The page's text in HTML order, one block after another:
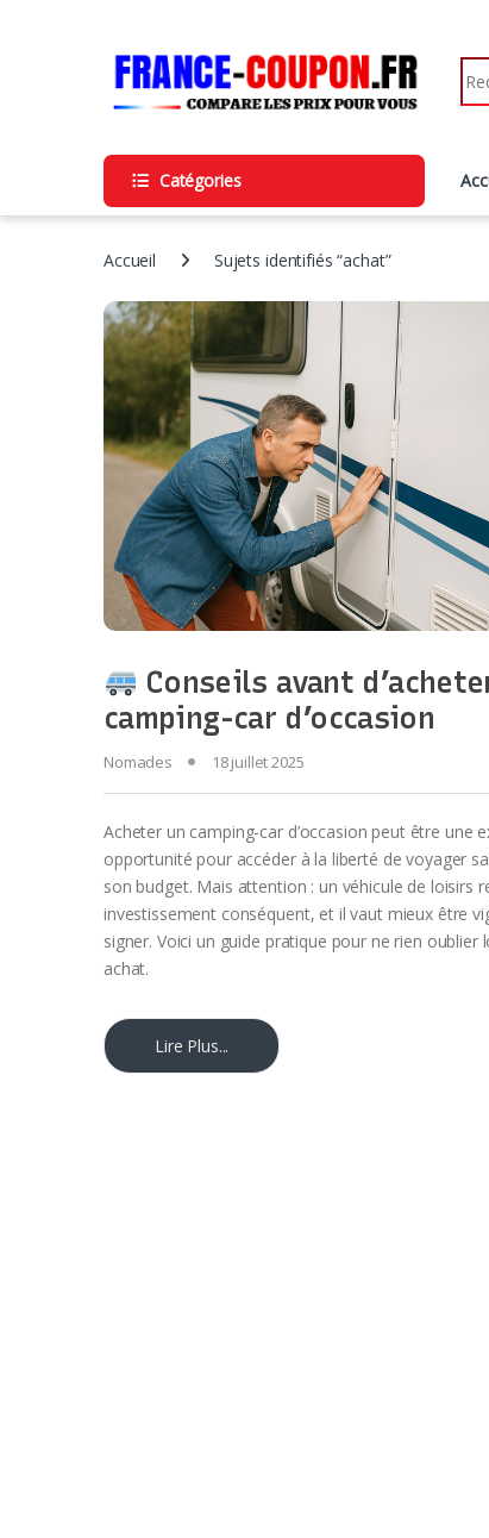
Catégories
Accueil Sujets identifiés “achat”
Conseils avant
camping-car d’occasion
Nomades 18 juillet 2025
Acheter un camping-car d’occasion peut être une
opportunité pour accéder à la liberté de voyager
son budget. Mais attention : un véhicule de loisirs
investissement conséquent, et il vaut mieux être
signer. Voici un guide pratique pour ne rien oublier
achat.
Lire Plus...